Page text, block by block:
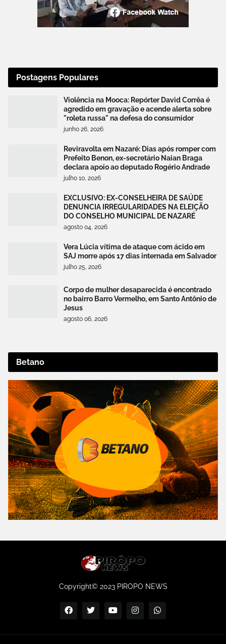
Postagens Populares
Violência na Mooca: Repórter David Corrêa é
agredido em gravação e acende alerta sobre
"roleta russa" na defesa do consumidor
junho 26, 2026
Reviravolta em Nazaré: Dias após romper com
Prefeito Benon, ex-secretário Naian Braga
declara apoio ao deputado Rogério Andrade
julho 10, 2026
EXCLUSIVO: EX-CONSELHEIRA DE SAÚDE
DENUNCIA IRREGULARIDADES NA ELEIÇÃO
DO CONSELHO MUNICIPAL DE NAZARÉ
agosto 04, 2026
Vera Lúcia vítima de ataque com ácido em
SAJ morre após 17 dias internada em Salvador
julho 25, 2026
Corpo de mulher desaparecida é encontrado
no bairro Barro Vermelho, em Santo Antônio de
Jesus
agosto 06, 2026
Betano
Copyright© 2023 PIROPO NEWS